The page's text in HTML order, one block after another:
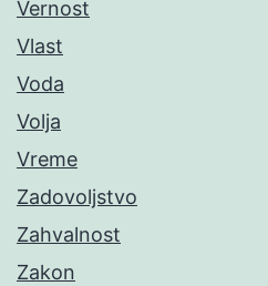
Vernost
Vlast
Voda
Volja
Vreme
Zadovoljstvo
Zahvalnost
Zakon